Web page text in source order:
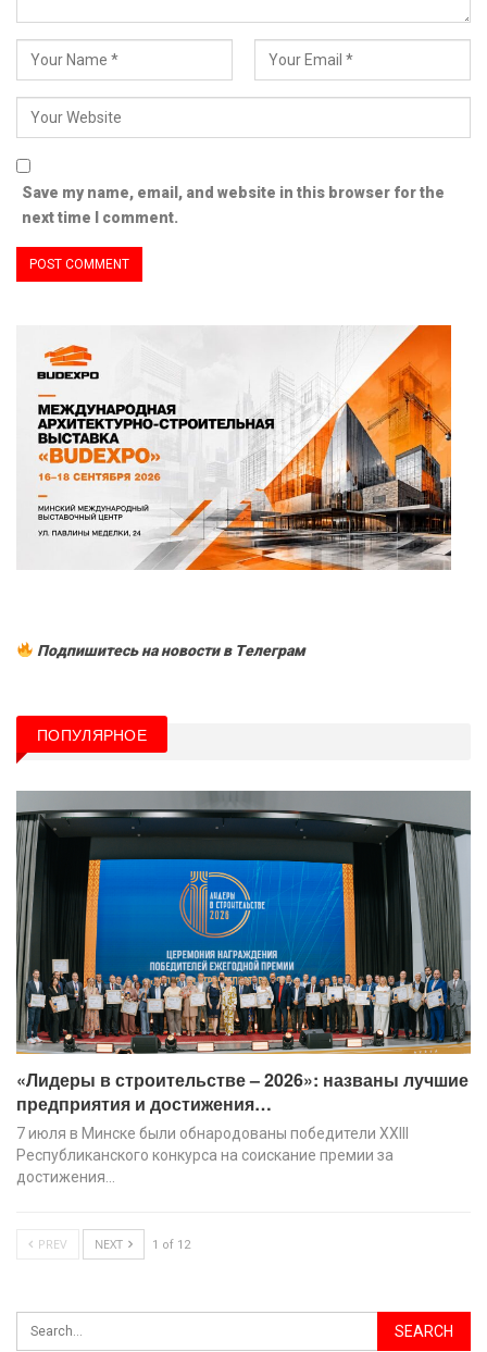
Save my name, email, and website in this browser for the
next time I comment.
Подпишитесь на новости в Tелеграм
ПОПУЛЯРНОЕ
«Лидеры в строительстве – 2026»: названы лучшие
предприятия и достижения…
7 июля в Минске были обнародованы победители XХIII
Республиканского конкурса на соискание премии за
достижения…
PREV NEXT 1 of 12